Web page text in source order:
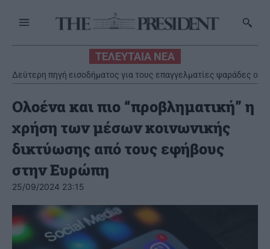
ΤΕΛΕΥΤΑΙΑ ΝΕΑ
Δεύτερη πηγή εισοδήματος για τους επαγγελματίες ψαράδες ο
αλιευτικός τουρισμός
Ολοένα και πιο “προβληματική” η
χρήση των μέσων κοινωνικής
δικτύωσης από τους εφήβους
στην Ευρώπη
25/09/2024 23:15